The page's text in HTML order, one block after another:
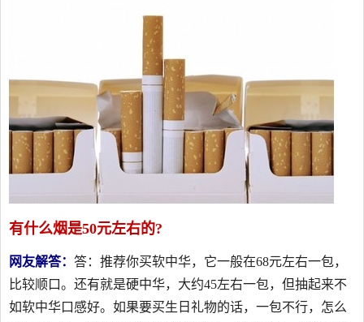
有什么烟是50元左右的?
网友解答： 答：推荐你买软中华，它一般在68元左右一包，
比较顺口。还有就是硬中华，大约45左右一包，但抽起来不
如软中华口感好。如果要买生日礼物的话，一包不行，怎么